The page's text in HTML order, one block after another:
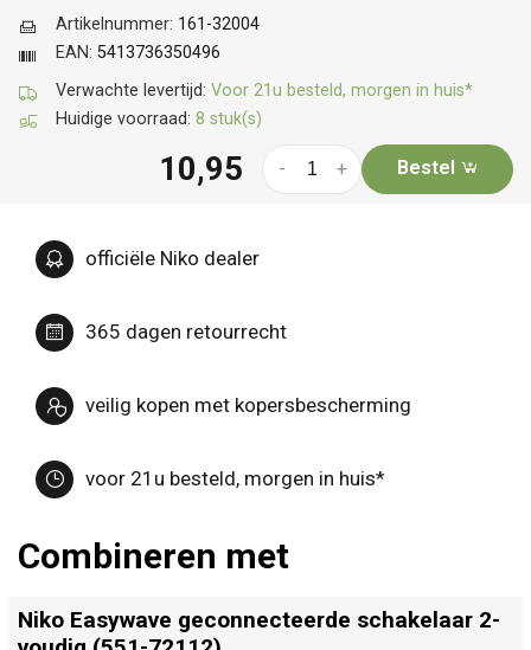
Verwachte levertijd: Voor 21u besteld, morgen in huis*
Huidige voorraad: 8 stuk(s)
Artikelnummer: 161-32004
EAN: 5413736350496
10,95 +
- Bestel
officiële Niko dealer
365 dagen retourrecht
veilig kopen met kopersbescherming
voor 21u besteld, morgen in huis*
Combineren met
Niko Easywave geconnecteerde schakelaar 2-